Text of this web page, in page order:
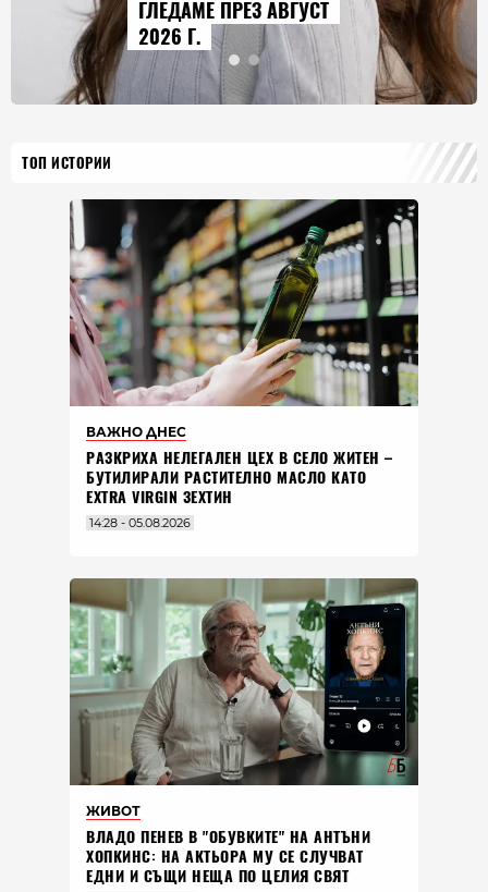
ГОЛЕМИЯТ МОДЕЛ В
ИСТОРИЯТА НА
ТОП ИСТОРИИ
ВАЖНО ДНЕС
РАЗКРИХА НЕЛЕГАЛЕН ЦЕХ В СЕЛО ЖИТЕН –
БУТИЛИРАЛИ РАСТИТЕЛНО МАСЛО КАТО
EXTRA VIRGIN ЗЕХТИН
14:28 - 05.08.2026
ЖИВОТ
ВЛАДO ПЕНЕВ В "ОБУВКИТЕ" НА АНТЪНИ
ХОПКИНС: НА АКТЬОРА МУ СЕ СЛУЧВАТ
ЕДНИ И СЪЩИ НЕЩА ПО ЦЕЛИЯ СВЯТ